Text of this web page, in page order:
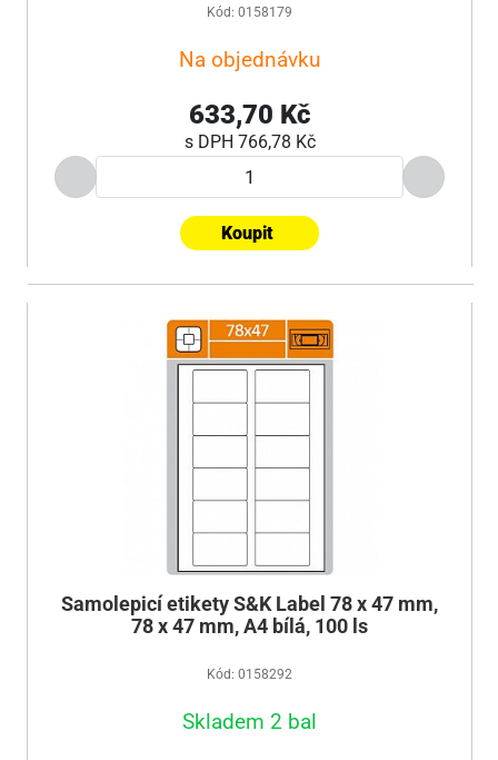
Kód: 0158179
Na objednávku
633,70 Kč
s DPH 766,78 Kč
Koupit
Samolepicí etikety S&K Label 78 x 47 mm,
78 x 47 mm, A4 bílá, 100 ls
Kód: 0158292
Skladem 2 bal